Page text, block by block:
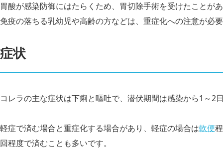
胃酸が感染防御にはたらくため、胃切除手術を受けたことが
免疫の落ちる乳幼児や高齢の方などは、重症化への注意が必
症状
コレラの主な症状は下痢と嘔吐で、潜伏期間は感染から1～2
軽症で済む場合と重症化する場合があり、軽症の場合は軟便
回程度で済むことも多いです。